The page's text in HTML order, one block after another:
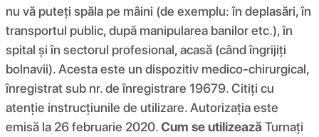
nu vă puteți spăla pe mâini (de exemplu: în deplasări, în
transportul public, după manipularea banilor etc.), în
spital și în sectorul profesional, acasă (când îngrijiți
bolnavii). Acesta este un dispozitiv medico-chirurgical,
înregistrat sub nr. de înregistrare 19679. Citiți cu
atenție instrucțiunile de utilizare. Autorizația este
emisă la 26 februarie 2020.Cum se utilizează Turnați